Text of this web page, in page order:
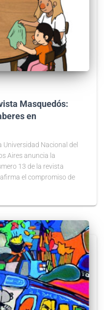
Masquedós:
en
Universidad Nacional del
Aires anuncia la
13 de la revista
el compromiso de